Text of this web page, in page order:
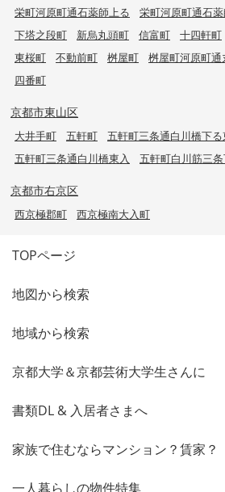
栄町河原町通石薬師上る
栄町河原町通石
下塔之段町
新烏丸頭町 信富町 十四軒町
東桜町
不動前町 桝屋町 桝屋町河原町通
四番町
京都市東山区
大井手町 五軒町
五軒町三条通白川橋下る
五軒町三条通白川橋東入
五軒町白川筋三
京都市右京区
西京極郡町 西京極南大入町
TOPページ
地図から検索
地域から検索
京都大学＆京都芸術大学生さんに
書類DL & 入居者さまへ
家族で住むならマンション？賃家？
一人暮らしの物件特集